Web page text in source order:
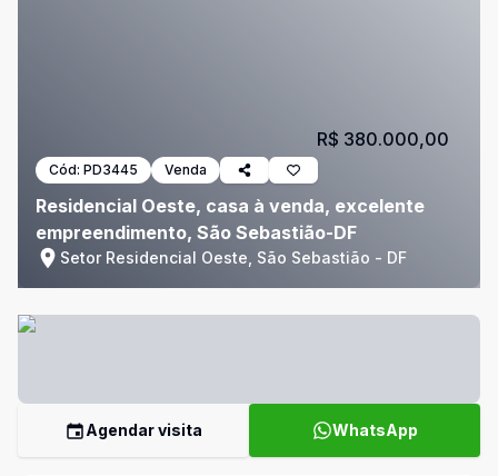
Cód: PD3445 Venda
Residencial Oeste, casa à venda, excelente
empreendimento, São Sebastião-DF
Setor Residencial Oeste, São Sebastião - DF
R$ 380.000,00
Agendar visita WhatsApp